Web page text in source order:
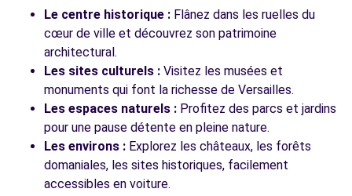
Le centre historique : Flânez dans les ruelles du
cœur de ville et découvrez son patrimoine
architectural.
Les sites culturels : Visitez les musées et
monuments qui font la richesse de Versailles.
Les espaces naturels : Profitez des parcs et jardins
pour une pause détente en pleine nature.
Les environs : Explorez les châteaux, les forêts
domaniales, les sites historiques, facilement
accessibles en voiture.